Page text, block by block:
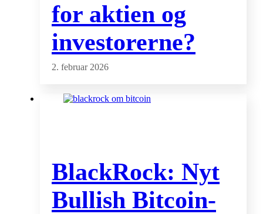
for aktien og
investorerne?
2. februar 2026
BlackRock: Nyt
Bullish Bitcoin-